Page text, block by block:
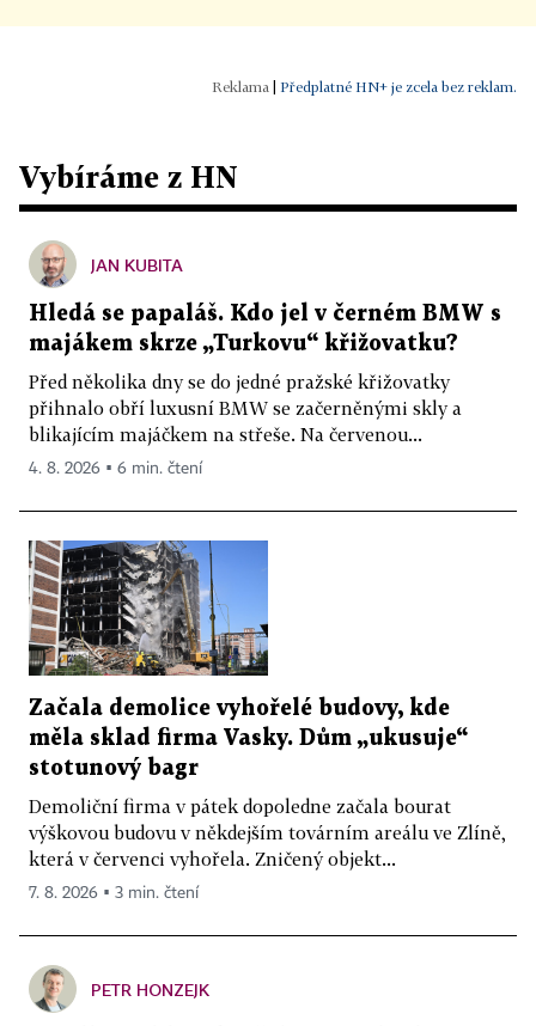
Předplatné HN+ je zcela bez reklam.
Vybíráme z HN
JAN KUBITA
Hledá se papaláš. Kdo jel v černém BMW s
majákem skrze „Turkovu“ křižovatku?
Před několika dny se do jedné pražské křižovatky
přihnalo obří luxusní BMW se začerněnými skly a
blikajícím majáčkem na střeše. Na červenou...
4. 8. 2026 ▪ 6 min. čtení
Začala demolice vyhořelé budovy, kde
měla sklad firma Vasky. Dům „ukusuje“
stotunový bagr
Demoliční firma v pátek dopoledne začala bourat
výškovou budovu v někdejším továrním areálu ve Zlíně,
která v červenci vyhořela. Zničený objekt...
7. 8. 2026 ▪ 3 min. čtení
PETR HONZEJK